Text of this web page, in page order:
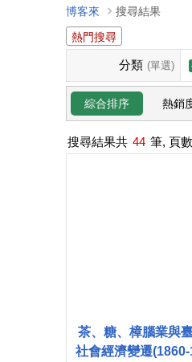
博客來
搜尋結果
熱門搜尋
分類 (單選)
綜合排序 熱銷
搜尋結果共 44 筆, 頁數
茶、糖、樟腦業與
社會經濟變遷